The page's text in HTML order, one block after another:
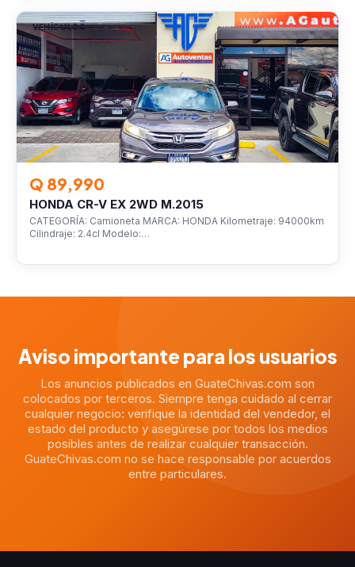
VEHÍCULOS
Q 89,990
HONDA CR-V EX 2WD M.2015
CATEGORÍA: Camioneta MARCA: HONDA Kilometraje: 94000km
Cilindraje: 2.4cl Modelo:…
Aviso importante para los usuarios
Los anuncios publicados en GuateChivas.com son
colocados por terceros. Siempre tenga cuidado al cerrar
cualquier negocio: verifique la identidad del vendedor, el
estado del producto y asegúrese por todos los medios
posibles antes de realizar cualquier transacción.
GuateChivas.com no se hace responsable por acuerdos
entre particulares.